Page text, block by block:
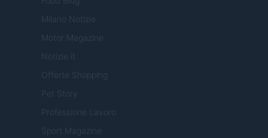
Milano Notizie
Motor Magazine
Notizie.it
Offerte Shopping
Pet Story
Professione Lavoro
Sport Magazine